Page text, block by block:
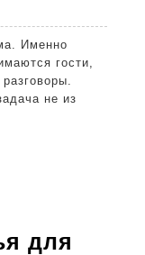
гости,
не из
для